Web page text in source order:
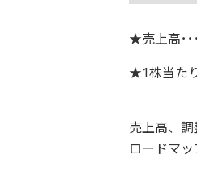
★売上高･･
★1株当た
売上高、
ロードマ